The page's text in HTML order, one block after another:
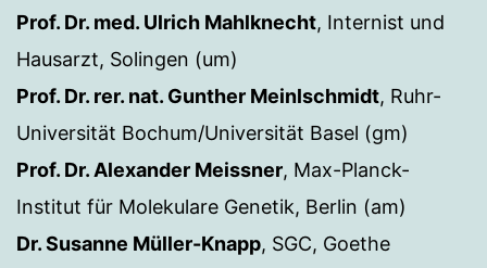
Prof. Dr. med. Ulrich Mahlknecht, Internist und
Hausarzt, Solingen (um)
Prof. Dr. rer. nat. Gunther Meinlschmidt, Ruhr-
Universität Bochum/Universität Basel (gm)
Prof. Dr. Alexander Meissner, Max-Planck-
Institut für Molekulare Genetik, Berlin (am)
Dr. Susanne Müller-Knapp, SGC, Goethe